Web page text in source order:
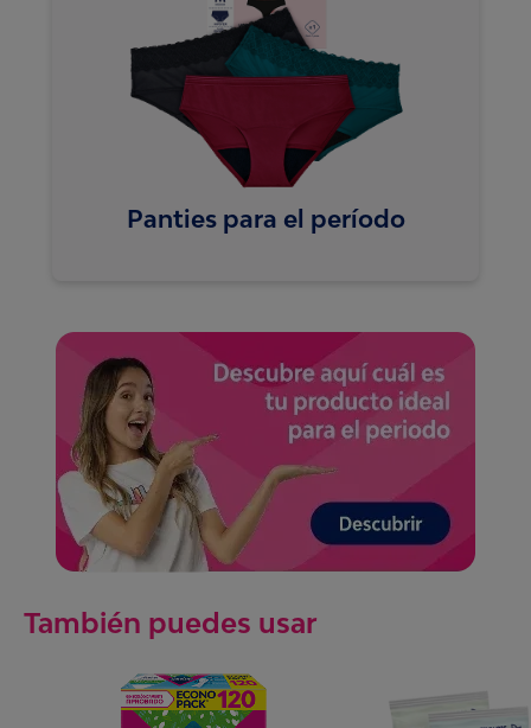
Panties para el período
También puedes usar